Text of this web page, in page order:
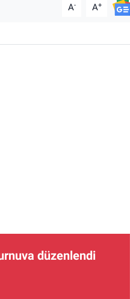
A- A+
düzenlendi